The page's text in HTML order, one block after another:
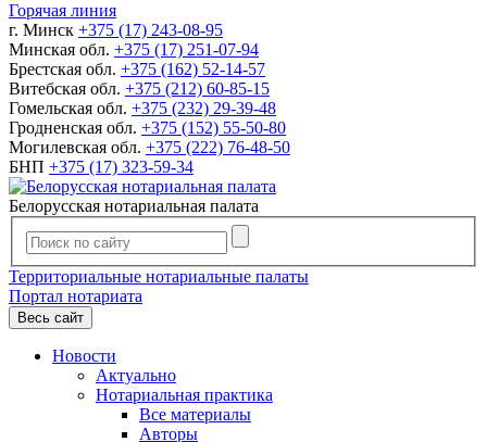
Горячая линия
г. Минск +375 (17) 243-08-95
Минская обл. +375 (17) 251-07-94
Брестская обл. +375 (162) 52-14-57
Витебская обл. +375 (212) 60-85-15
Гомельская обл. +375 (232) 29-39-48
Гродненская обл. +375 (152) 55-50-80
Могилевская обл. +375 (222) 76-48-50
БНП +375 (17) 323-59-34
Белорусская нотариальная палата
Территориальные нотариальные палаты
Портал нотариата
Весь сайт
Новости
Актуально
Нотариальная практика
Все материалы
Авторы